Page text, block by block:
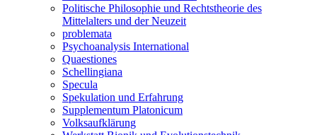
Politische Philosophie und Rechtstheorie des
Mittelalters und der Neuzeit
problemata
Psychoanalysis International
Quaestiones
Schellingiana
Specula
Spekulation und Erfahrung
Supplementum Platonicum
Volksaufklärung